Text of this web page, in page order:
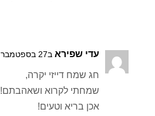
עדי שפירא ב27 בספטמבר 2018 ב12:47
חג שמח דייזי יקרה,
שמחתי לקרוא ושאהבתם!
אכן בריא וטעים!